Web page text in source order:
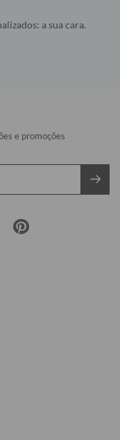
a sua cara.
e promoções